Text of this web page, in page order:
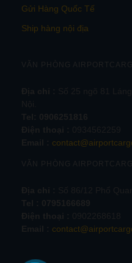
Gửi Hàng Quốc Tế
Ship hàng nội địa
VĂN PHÒNG
VĂN PHÒNG